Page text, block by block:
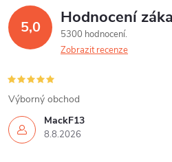
5,0 Hodnocení
5300 hodnocení
Zobrazit recenze
MackF13
8.8.2026
Výborný obchod